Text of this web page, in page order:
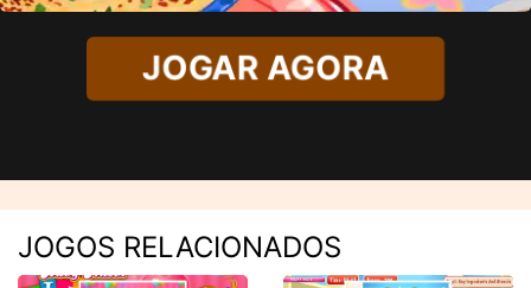
JOGAR AGORA
JOGOS RELACIONADOS